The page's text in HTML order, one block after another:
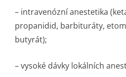
– intravenózní anestetika
propanidid, barbituráty,
butyrát);
– vysoké dávky lokálních